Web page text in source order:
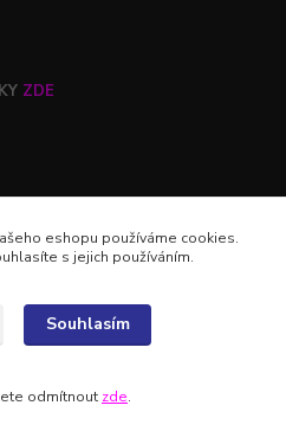
ZDE
eshopu používáme cookies.
s jejich používáním.
Souhlasím
odmítnout zde.